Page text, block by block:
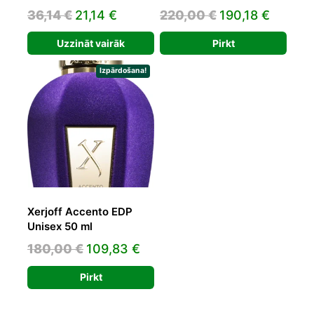
36,14€ Original
price
was:
36,14 €.
21,14 € Current
price
is:
21,14 €.
Uzzināt vairāk
220,00€ Original
price
was:
190,18 €
price
is:
Pirkt
Izpārdošana!
Xerjoff Accento EDP
Unisex 50 ml
180,00€ Original
price
was:
109,83 €
price
is:
Pirkt